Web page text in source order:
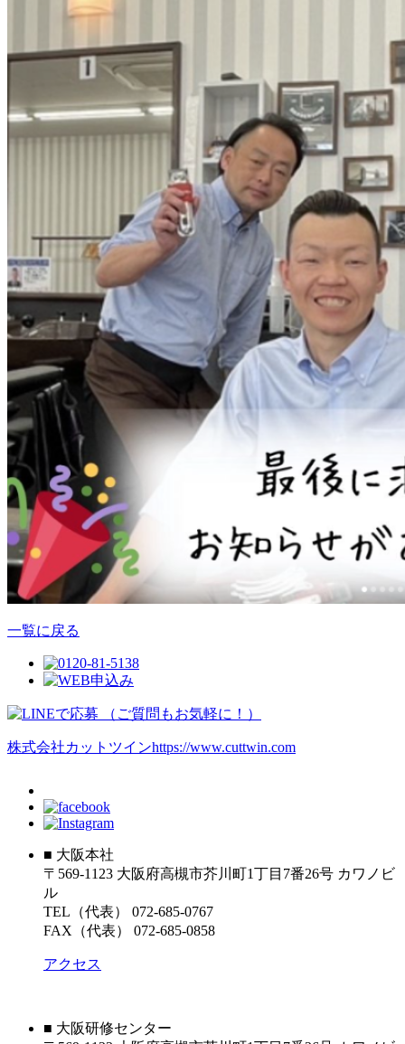
一覧に戻る
株式会社カットツインhttps://www.cuttwin.com
■ 大阪本社
〒569-1123 大阪府高槻市芥川町1丁目7番26号 カワノビ
ル
TEL（代表） 072-685-0767
FAX（代表） 072-685-0858
アクセス
■ 大阪研修センター